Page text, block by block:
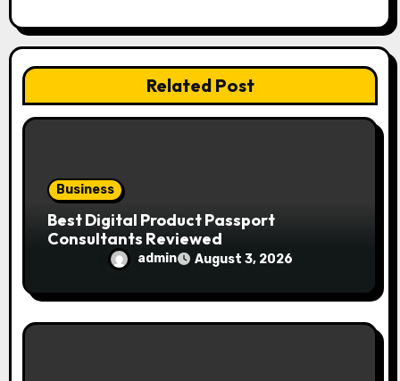
i
o
n
Related Post
Business
Best Digital Product Passport
Consultants Reviewed
admin August 3, 2026